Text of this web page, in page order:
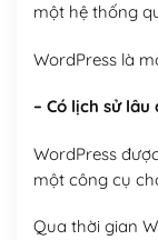
một hệ thống
WordPress là
– Có lịch sử lâu
WordPress
một công cụ
Qua thời gian